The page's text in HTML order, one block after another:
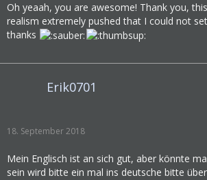
Oh yeaah, you are awesome! Thank you,
realism extremely pushed that I could not
thanks
Erik0701
18. September 2018
Mein Englisch ist an sich gut, aber könnte
sein wird bitte ein mal ins deutsche bitte